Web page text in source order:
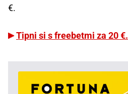
€.
Tipni si s freebetmi za 20 €.